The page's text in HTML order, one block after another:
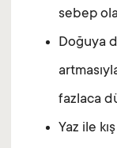
sebep
Doğuya
fazlaca
Yaz ile